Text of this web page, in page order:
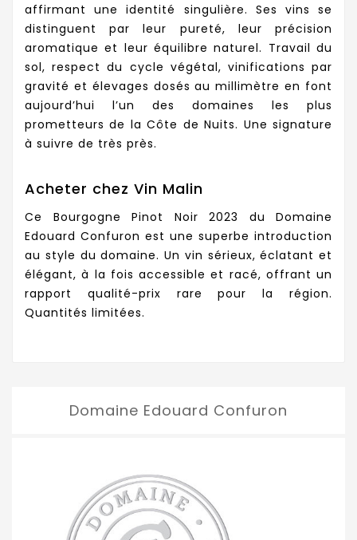
affirmant une identité singulière. Ses vins se
distinguent par leur pureté, leur précision
aromatique et leur équilibre naturel. Travail du
sol, respect du cycle végétal, vinifications par
gravité et élevages dosés au millimètre en font
aujourd’hui l’un des domaines les plus
prometteurs de la Côte de Nuits. Une signature
à suivre de très près.
Acheter chez Vin Malin
Ce Bourgogne Pinot Noir 2023 du Domaine
Edouard Confuron est une superbe introduction
au style du domaine. Un vin sérieux, éclatant et
élégant, à la fois accessible et racé, offrant un
rapport qualité-prix rare pour la région.
Quantités limitées.
Domaine Edouard Confuron